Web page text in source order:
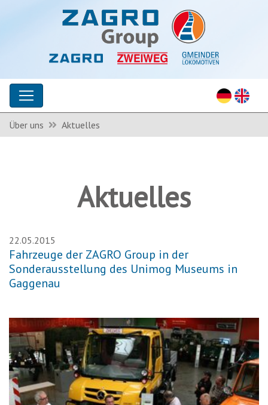
Über uns Aktuelles
Aktuelles
22.05.2015
Fahrzeuge der ZAGRO Group in der
Sonderausstellung des Unimog Museums in
Gaggenau